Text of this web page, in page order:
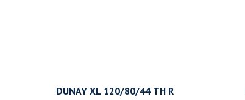
DUNAY XL 120/80/44 TH R